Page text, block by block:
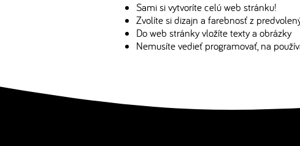
Sami si vytvoríte celú web stránku!
Zvolíte si dizajn a farebnosť z
Do web stránky vložíte texty a obrázky
Nemusíte vedieť programovať, na